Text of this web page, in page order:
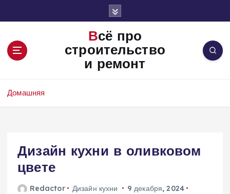
Всё про
строительство
и ремонт
Домашняя
Дизайн кухни в оливковом
цвете
Redactor Дизайн кухни
9 декабря, 2024